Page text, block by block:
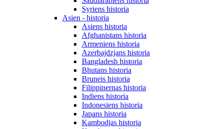
Syriens historia
Asien - historia
Asiens historia
Afghanistans historia
Armeniens historia
Azerbajdzjans historia
Bangladesh historia
Bhutans historia
Bruneis historia
Filippinernas historia
Indiens historia
Indonesiens historia
Japans historia
Kambodjas historia